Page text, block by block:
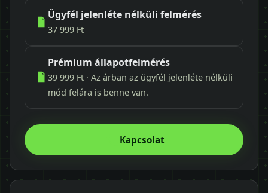
Ügyfél jelenléte nélküli felmérés
37 999 Ft
Prémium állapotfelmérés
39 999 Ft · Az árban az ügyfél jelenléte nélküli
mód felára is benne van.
Kapcsolat